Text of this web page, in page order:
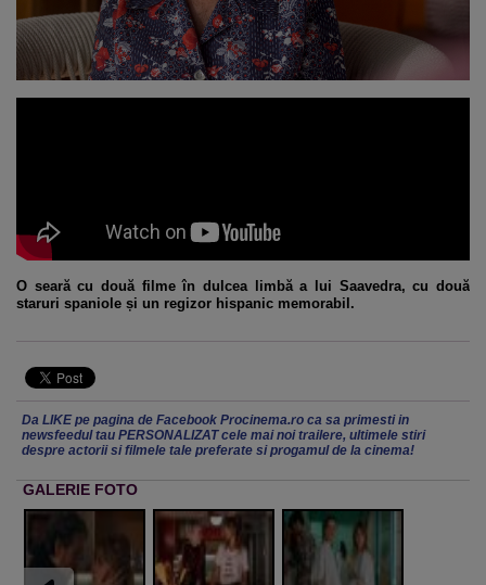
O seară cu două filme în dulcea limbă a lui Saavedra, cu două
staruri spaniole și un regizor hispanic memorabil.
Da LIKE pe pagina de Facebook Procinema.ro ca sa primesti in
newsfeedul tau PERSONALIZAT cele mai noi trailere, ultimele stiri
despre actorii si filmele tale preferate si progamul de la cinema!
GALERIE FOTO